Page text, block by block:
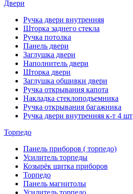
Двери
Ручка двери внутренняя
Шторка заднего стекла
Ручка потолка
Панель двери
Заглушка двери
Наполнитель двери
Шторка двери
Заглушка обшивки двери
Ручка открывания капота
Накладка стеклоподъемника
Ручка открывания багажника
Ручка двери внутренняя к-т 4 шт
Торпедо
Панель приборов ( торпедо)
Усилитель торпеды
Козырёк щитка приборов
Торпедо
Панель магнитолы
Усилитель торпедо